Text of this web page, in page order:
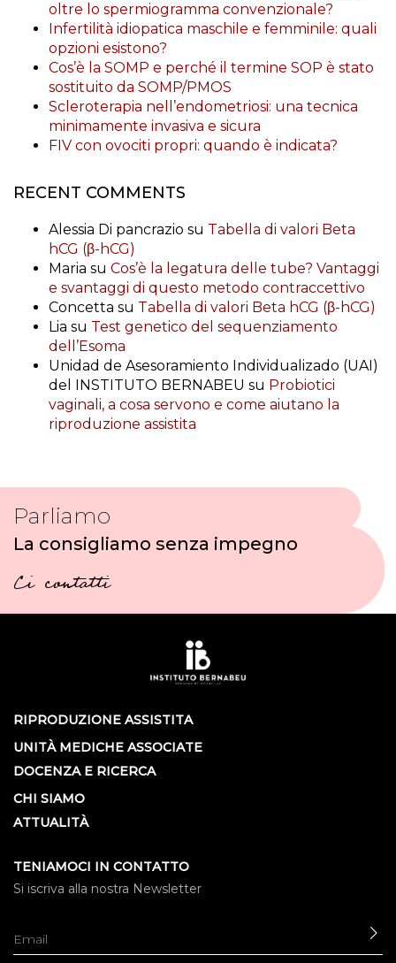
oltre lo spermiogramma convenzionale?
Infertilità idiopatica maschile e femminile: quali
opzioni esistono?
Cos’è la SOMP e perché il termine SOP è stato
sostituito da SOMP/PMOS
Scleroterapia nell’endometriosi: una tecnica
minimamente invasiva e sicura
FIV con ovociti propri: quando è indicata?
RECENT COMMENTS
Alessia Di pancrazio su Tabella di valori Beta
hCG (β-hCG)
Maria su Cos’è la legatura delle tube? Vantaggi
e svantaggi di questo metodo contraccettivo
Concetta su Tabella di valori Beta hCG (β-hCG)
Lia su Test genetico del sequenziamento
dell’Esoma
Unidad de Asesoramiento Individualizado (UAI)
del INSTITUTO BERNABEU su Probiotici
vaginali, a cosa servono e come aiutano la
riproduzione assistita
Parliamo
La consigliamo senza impegno
Ci contatti
RIPRODUZIONE ASSISTITA
UNITÀ MEDICHE ASSOCIATE
DOCENZA E RICERCA
CHI SIAMO
ATTUALITÀ
TENIAMOCI IN CONTATTO
Si iscriva alla nostra Newsletter